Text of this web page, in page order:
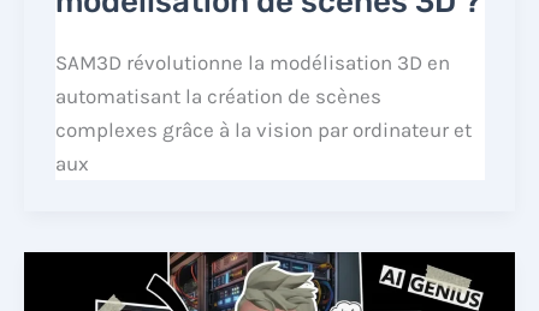
SAM3D révolutionne la modélisation 3D en
automatisant la création de scènes
complexes grâce à la vision par ordinateur et
aux